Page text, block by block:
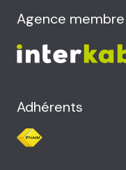
Agence membre
Adhérents